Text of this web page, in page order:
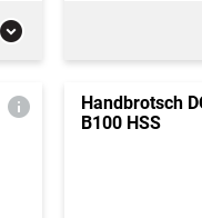
Handbrotsch
B100 HSS